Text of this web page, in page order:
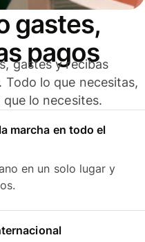
gastes,
pagos
gastes y recibas
Todo lo que necesitas,
lo necesites.
marcha en todo el
en un solo lugar y